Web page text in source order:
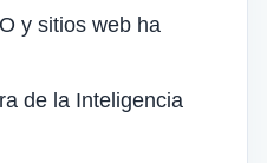
y sitios web ha
de la Inteligencia